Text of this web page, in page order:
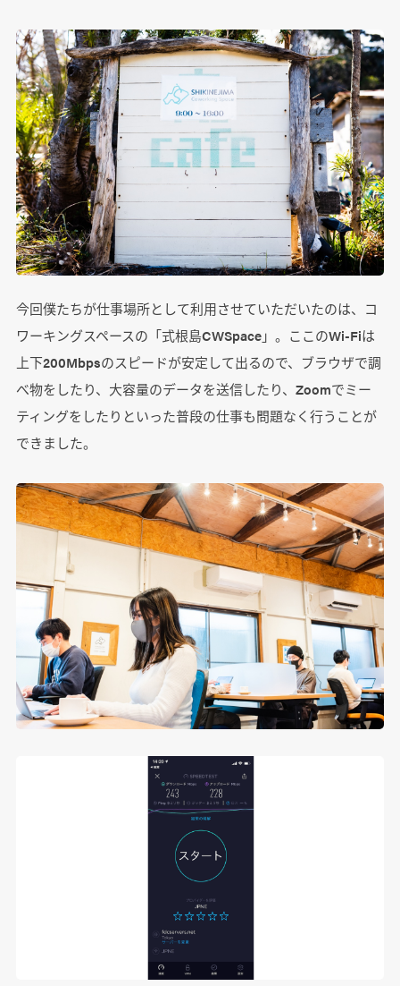
今回僕たちが仕事場所として利用させていただいたのは、コ
ワーキングスペースの「式根島CWSpace」。ここのWi-Fiは
上下200Mbpsのスピードが安定して出るので、ブラウザで調
べ物をしたり、大容量のデータを送信したり、Zoomでミー
ティングをしたりといった普段の仕事も問題なく行うことが
できました。